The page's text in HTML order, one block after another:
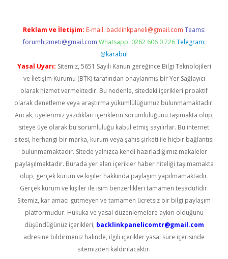
Reklam ve İletişim: E-mail: backlinkpaneli@gmail.com Teams:
forumhizmeti@gmail.com Whatsapp: 0262 606 0 726 Telegram:
@karabul
Yasal Uyarı: Sitemiz, 5651 Sayılı Kanun gereğince Bilgi Teknolojileri
ve İletişim Kurumu (BTK) tarafından onaylanmış bir Yer Sağlayıcı
olarak hizmet vermektedir. Bu nedenle, sitedeki içerikleri proaktif
olarak denetleme veya araştırma yükümlülüğümüz bulunmamaktadır.
Ancak, üyelerimiz yazdıkları içeriklerin sorumluluğunu taşımakta olup,
siteye üye olarak bu sorumluluğu kabul etmiş sayılırlar. Bu internet
sitesi, herhangi bir marka, kurum veya şahıs şirketi ile hiçbir bağlantısı
bulunmamaktadır. Sitede yalnızca kendi hazırladığımız makaleler
paylaşılmaktadır. Burada yer alan içerikler haber niteliği taşımamakta
olup, gerçek kurum ve kişiler hakkında paylaşım yapılmamaktadır.
Gerçek kurum ve kişiler ile isim benzerlikleri tamamen tesadüfidir.
Sitemiz, kar amacı gütmeyen ve tamamen ücretsiz bir bilgi paylaşım
platformudur. Hukuka ve yasal düzenlemelere aykırı olduğunu
düşündüğünüz içerikleri, backlinkpanelicomtr@gmail.com
adresine bildirmeniz halinde, ilgili içerikler yasal süre içerisinde
sitemizden kaldırılacaktır.